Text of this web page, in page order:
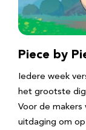
Piece by
Iedere week
het grootste
Voor de makers
uitdaging om op